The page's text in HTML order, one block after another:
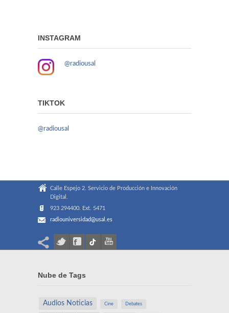
INSTAGRAM
@radiousal
TIKTOK
@radiousal
Calle Espejo 2. Servicio de Producción e Innovación
Digital.
923 294400. Ext. 5471
radiouniversidad@usal.es
Nube de Tags
Audios Noticias Cine Debates